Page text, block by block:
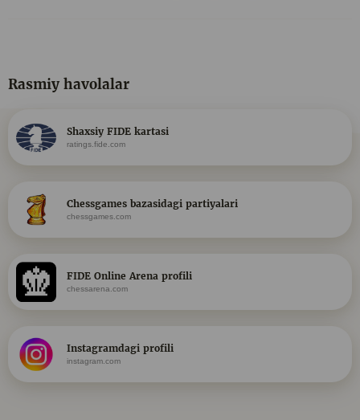
Rasmiy havolalar
Shaxsiy FIDE kartasi
ratings.fide.com
Chessgames bazasidagi partiyalari
chessgames.com
FIDE Online Arena profili
chessarena.com
Instagramdagi profili
instagram.com